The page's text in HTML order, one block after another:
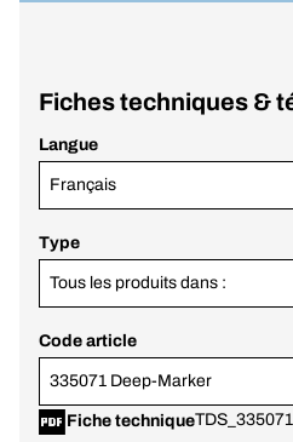
Fiches techniques &
Langue
Français
Type
Tous les produits dans :
Code article
335071 Deep-Marker
Fiche technique